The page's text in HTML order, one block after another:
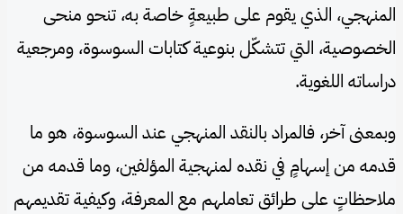
المنهجي، الذي يقوم على طبيعةٍ خاصة به، تنحو منحى
الخصوصية، التي تتشكّل بنوعية كتابات السوسوة، ومرجعية
دراساته اللغوية.
وبمعنى آخر، فالمراد بالنقد المنهجي عند السوسوة، هو ما
قدمه من إسهامٍ في نقده لمنهجية المؤلفين، وما قدمه من
ملاحظاتٍ على طرائق تعاملهم مع المعرفة، وكيفية تقديمهم